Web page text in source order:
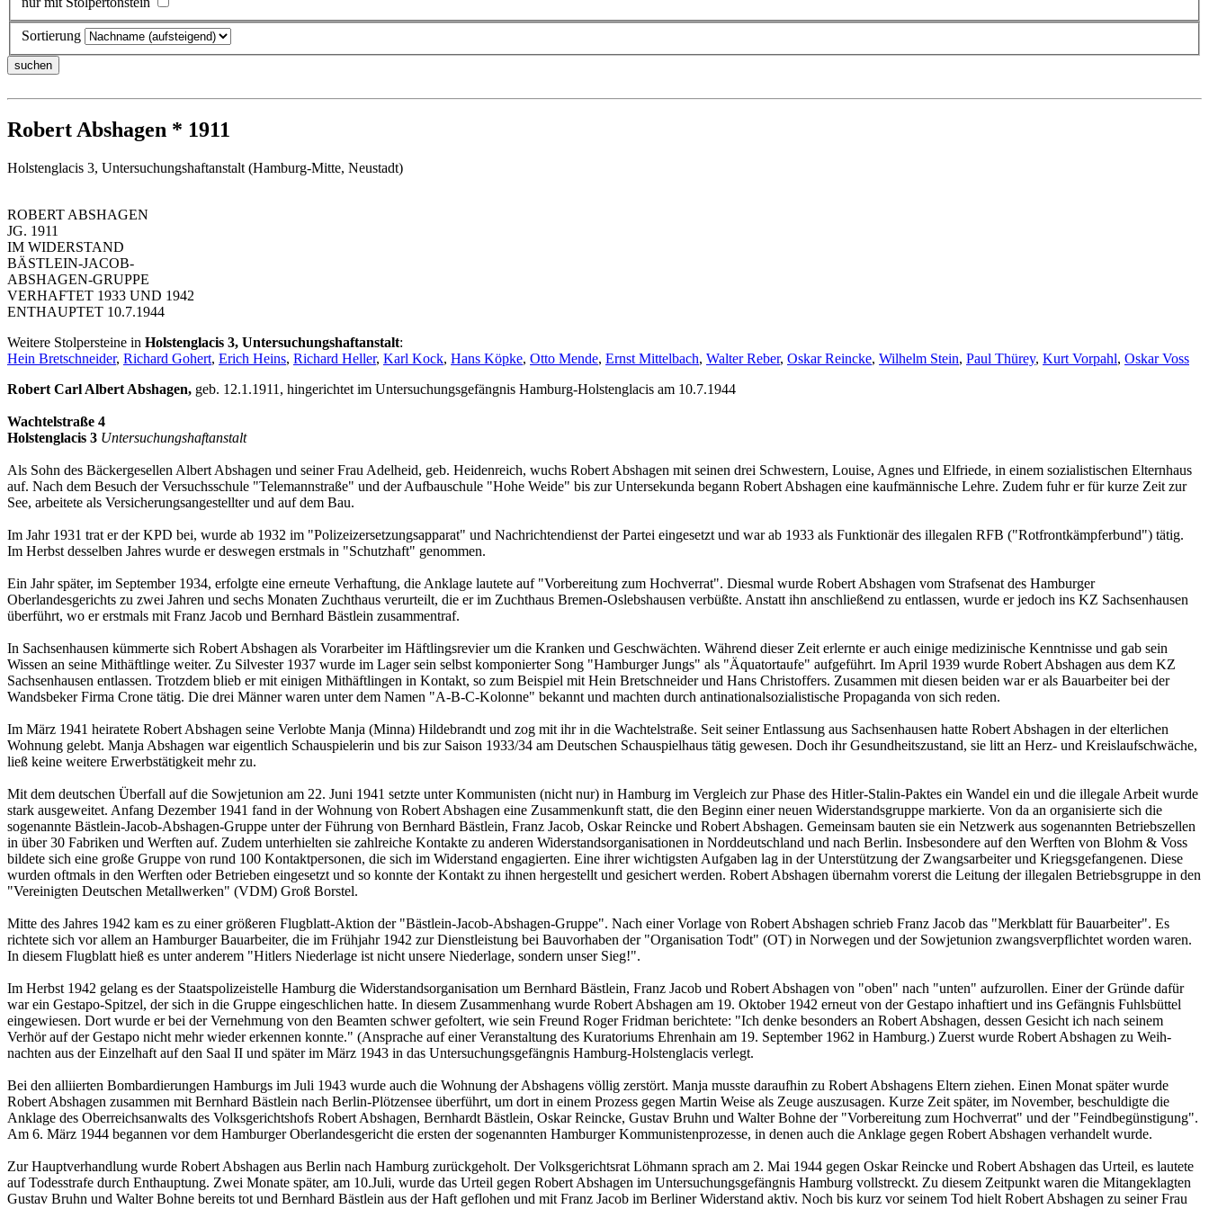
Sortierung
Robert Abshagen * 1911
Holstenglacis 3, Untersuchungshaftanstalt (Hamburg-Mitte, Neustadt)
ROBERT ABSHAGEN
JG. 1911
IM WIDERSTAND
BÄSTLEIN-JACOB-
ABSHAGEN-GRUPPE
VERHAFTET 1933 UND 1942
ENTHAUPTET 10.7.1944
Weitere Stolpersteine in Holstenglacis 3, Untersuchungshaftanstalt:
Hein Bretschneider, Richard Gohert, Erich Heins, Richard Heller, Karl Kock, Hans Köpke, Otto Mende, Ernst Mittelbach, Walter Reber, Oskar Reincke, Wilhelm Stein, Paul Thürey, Kurt Vorpahl, Oskar Voss
Robert Carl Albert Abshagen, geb. 12.1.1911, hingerichtet im Untersuchungs­gefängnis Hamburg-Holstenglacis am 10.7.1944
Wachtelstraße 4
Holstenglacis 3 Untersuchungshaftanstalt
Als Sohn des Bäckergesellen Albert Abshagen und seiner Frau Adelheid, geb. Heidenreich, wuchs Robert Abshagen mit seinen drei Schwestern, Louise, Agnes und Elfriede, in einem sozialistischen Elternhaus
auf. Nach dem Besuch der Ver­suchs­schule "Telemannstraße" und der Aufbauschule "Hohe Weide" bis zur Untersekunda begann Robert Abshagen eine kaufmännische Lehre. Zudem fuhr er für kurze Zeit zur
See, arbeitete als Versicherungs­an­ge­stellter und auf dem Bau.
Im Jahr 1931 trat er der KPD bei, wurde ab 1932 im "Po­li­zei­zersetzungsapparat" und Nach­richtendienst der Partei eingesetzt und war ab 1933 als Funktionär des illegalen RFB ("Rot­front­kämpferbund") tätig.
Im Herbst desselben Jahres wurde er deswegen erstmals in "Schutz­haft" genommen.
Ein Jahr später, im September 1934, erfolgte eine erneute Verhaftung, die Anklage lautete auf "Vorbereitung zum Hochverrat". Diesmal wurde Robert Abshagen vom Strafsenat des Ham­burger
Oberlandesgerichts zu zwei Jahren und sechs Monaten Zuchthaus verurteilt, die er im Zuchthaus Bremen-Oslebshausen verbüßte. Anstatt ihn anschließend zu entlassen, wurde er jedoch ins KZ Sachsenhausen
überführt, wo er erstmals mit Franz Jacob und Bernhard Bäst­lein zusammentraf.
In Sachsenhausen kümmerte sich Robert Abshagen als Vorarbeiter im Häftlingsrevier um die Kranken und Geschwächten. Während dieser Zeit erlernte er auch einige medizinische Kennt­­nisse und gab sein
Wissen an seine Mithäftlinge weiter. Zu Silvester 1937 wurde im Lager sein selbst komponierter Song "Hamburger Jungs" als "Äquatortaufe" aufgeführt. Im April 1939 wurde Robert Abs­hagen aus dem KZ
Sachsenhausen entlassen. Trotzdem blieb er mit einigen Mit­häft­lingen in Kon­takt, so zum Beispiel mit Hein Bret­schneider und Hans Chris­tof­fers. Zu­sammen mit diesen beiden war er als Bauarbeiter bei der
Wandsbeker Firma Crone tätig. Die drei Männer waren unter dem Namen "A-B-C-Ko­lonne" bekannt und mach­ten durch antinationalsozialistische Propaganda von sich reden.
Im März 1941 heiratete Robert Abs­hagen seine Verlobte Manja (Minna) Hildebrandt und zog mit ihr in die Wachtelstraße. Seit seiner Entlassung aus Sachsenhausen hatte Robert Abs­ha­gen in der elterlichen
Wohnung ge­lebt. Manja Abshagen war eigentlich Schauspielerin und bis zur Saison 1933/34 am Deut­schen Schau­spiel­haus tätig gewesen. Doch ihr Ge­sund­heits­zustand, sie litt an Herz- und Kreis­laufschwäche,
ließ keine weitere Erwerbstätigkeit mehr zu.
Mit dem deutschen Überfall auf die Sowjetunion am 22. Juni 1941 setzte unter Kommu­nis­ten (nicht nur) in Hamburg im Vergleich zur Phase des Hitler-Stalin-Paktes ein Wandel ein und die illegale Arbeit wurde
stark ausgeweitet. Anfang Dezember 1941 fand in der Wohnung von Robert Abshagen eine Zusammenkunft statt, die den Beginn einer neuen Wider­stands­gruppe markierte. Von da an organisierte sich die
sogenannte Bästlein-Jacob-Abshagen-Gruppe unter der Führung von Bernhard Bästlein, Franz Jacob, Oskar Reincke und Robert Abs­hagen. Gemeinsam bauten sie ein Netzwerk aus sogenannten Betriebszellen
in über 30 Fa­briken und Werften auf. Zudem unterhielten sie zahlreiche Kontakte zu anderen Wider­standsorganisationen in Norddeutschland und nach Berlin. Insbesondere auf den Werften von Blohm & Voss
bildete sich eine große Gruppe von rund 100 Kontaktpersonen, die sich im Widerstand engagierten. Eine ihrer wichtigsten Aufgaben lag in der Unterstützung der Zwangsarbeiter und Kriegsgefangenen. Diese
wurden oftmals in den Werften oder Betrieben eingesetzt und so konnte der Kontakt zu ihnen hergestellt und gesichert werden. Robert Abs­­hagen übernahm vorerst die Leitung der illegalen Betriebsgruppe in den
"Vereinigten Deut­schen Metallwerken" (VDM) Groß Borstel.
Mitte des Jahres 1942 kam es zu einer größeren Flugblatt-Aktion der "Bästlein-Jacob-Abs­ha­gen-Gruppe". Nach einer Vorlage von Robert Abshagen schrieb Franz Jacob das "Merkblatt für Bauarbeiter". Es
richtete sich vor allem an Hamburger Bauarbeiter, die im Frühjahr 1942 zur Dienstleistung bei Bauvorhaben der "Organisation Todt" (OT) in Norwegen und der Sow­jetunion zwangsverpflichtet worden waren.
In diesem Flugblatt hieß es unter anderem "Hit­lers Niederlage ist nicht unsere Niederlage, sondern unser Sieg!".
Im Herbst 1942 gelang es der Staatspolizeistelle Hamburg die Widerstandsorganisation um Bernhard Bästlein, Franz Jacob und Robert Abshagen von "oben" nach "unten" aufzurollen. Einer der Gründe dafür
war ein Gestapo-Spitzel, der sich in die Gruppe eingeschlichen hatte. In diesem Zusammenhang wurde Robert Abshagen am 19. Oktober 1942 erneut von der Ge­stapo inhaftiert und ins Gefängnis Fuhlsbüttel
eingewiesen. Dort wurde er bei der Ver­nehmung von den Beamten schwer gefoltert, wie sein Freund Roger Fridman berichtete: "Ich denke besonders an Robert Abshagen, dessen Gesicht ich nach seinem
Verhör auf der Ge­sta­po nicht mehr wieder erkennen konnte." (Ansprache auf einer Veranstaltung des Kura­toriums Ehrenhain am 19. September 1962 in Hamburg.) Zuerst wurde Robert Abshagen zu Weih­
nachten aus der Einzelhaft auf den Saal II und später im März 1943 in das Unter­suchungsgefängnis Hamburg-Holstenglacis verlegt.
Bei den alliierten Bombardierungen Hamburgs im Juli 1943 wurde auch die Wohnung der Abs­hagens völlig zerstört. Manja musste daraufhin zu Robert Abshagens Eltern ziehen. Einen Monat später wurde
Robert Abshagen zusammen mit Bernhard Bästlein nach Berlin-Plöt­zen­see überführt, um dort in einem Prozess gegen Martin Weise als Zeuge auszusagen. Kurze Zeit später, im November, beschuldigte die
Anklage des Oberreichsanwalts des Volks­gerichtshofs Robert Abshagen, Bernhardt Bästlein, Oskar Reincke, Gustav Bruhn und Walter Bohne der "Vorbereitung zum Hochverrat" und der "Feindbegünstigung".
Am 6. März 1944 begannen vor dem Hamburger Oberlandesgericht die ersten der sogenannten Hamburger Kom­mu­nis­tenprozesse, in denen auch die Anklage gegen Robert Abshagen verhandelt wurde.
Zur Hauptverhandlung wurde Robert Abshagen aus Berlin nach Hamburg zurückgeholt. Der Volksgerichtsrat Löhmann sprach am 2. Mai 1944 gegen Oskar Reincke und Robert Abs­hagen das Urteil, es lautete
auf Todesstrafe durch Enthauptung. Zwei Monate später, am 10.Juli, wurde das Urteil gegen Robert Abshagen im Untersuchungsgefängnis Hamburg voll­streckt. Zu diesem Zeitpunkt waren die Mitangeklagten
Gustav Bruhn und Walter Bohne bereits tot und Bernhard Bästlein aus der Haft geflohen und mit Franz Jacob im Berliner Widerstand aktiv. Noch bis kurz vor seinem Tod hielt Robert Abshagen zu seiner Frau